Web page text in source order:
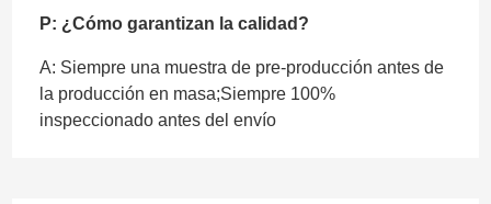
P: ¿Cómo garantizan la calidad?
A: Siempre una muestra de pre-producción antes de
la producción en masa;Siempre 100%
inspeccionado antes del envío